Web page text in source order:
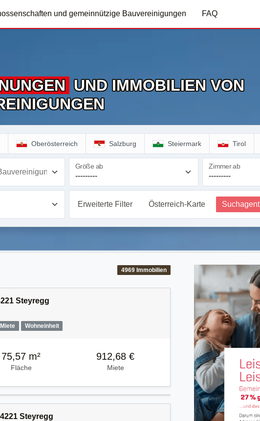
und gemeinnützige Bauvereinigungen FAQ
UND IMMOBILIEN VON
Oberösterreich Salzburg Steiermark Tirol
Größe ab Zimmer ab
Erweiterte Filter Österreich-Karte Suchagent
4969 Immobilien
Steyregg
Miete Wohneinheit
75,57 m²
Fläche
912,68 €
Miete
Steyregg